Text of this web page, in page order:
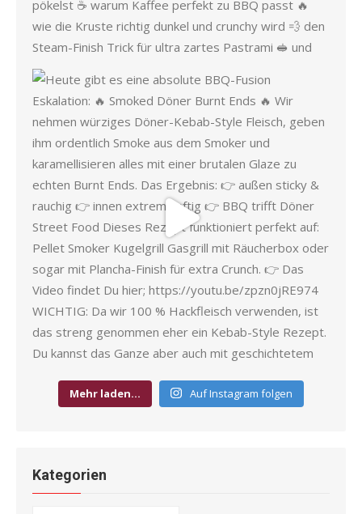
Mehr laden… Auf Instagram folgen
Kategorien